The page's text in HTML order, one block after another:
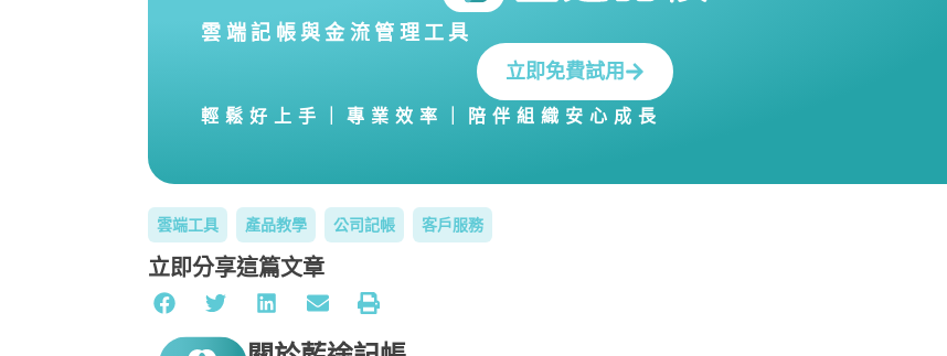
雲端記帳與金流管理工具
立即免費試用
輕鬆好上手｜專業效率｜陪伴組織安心成長
雲端工具 產品教學 公司記帳 客戶服務
立即分享這篇文章